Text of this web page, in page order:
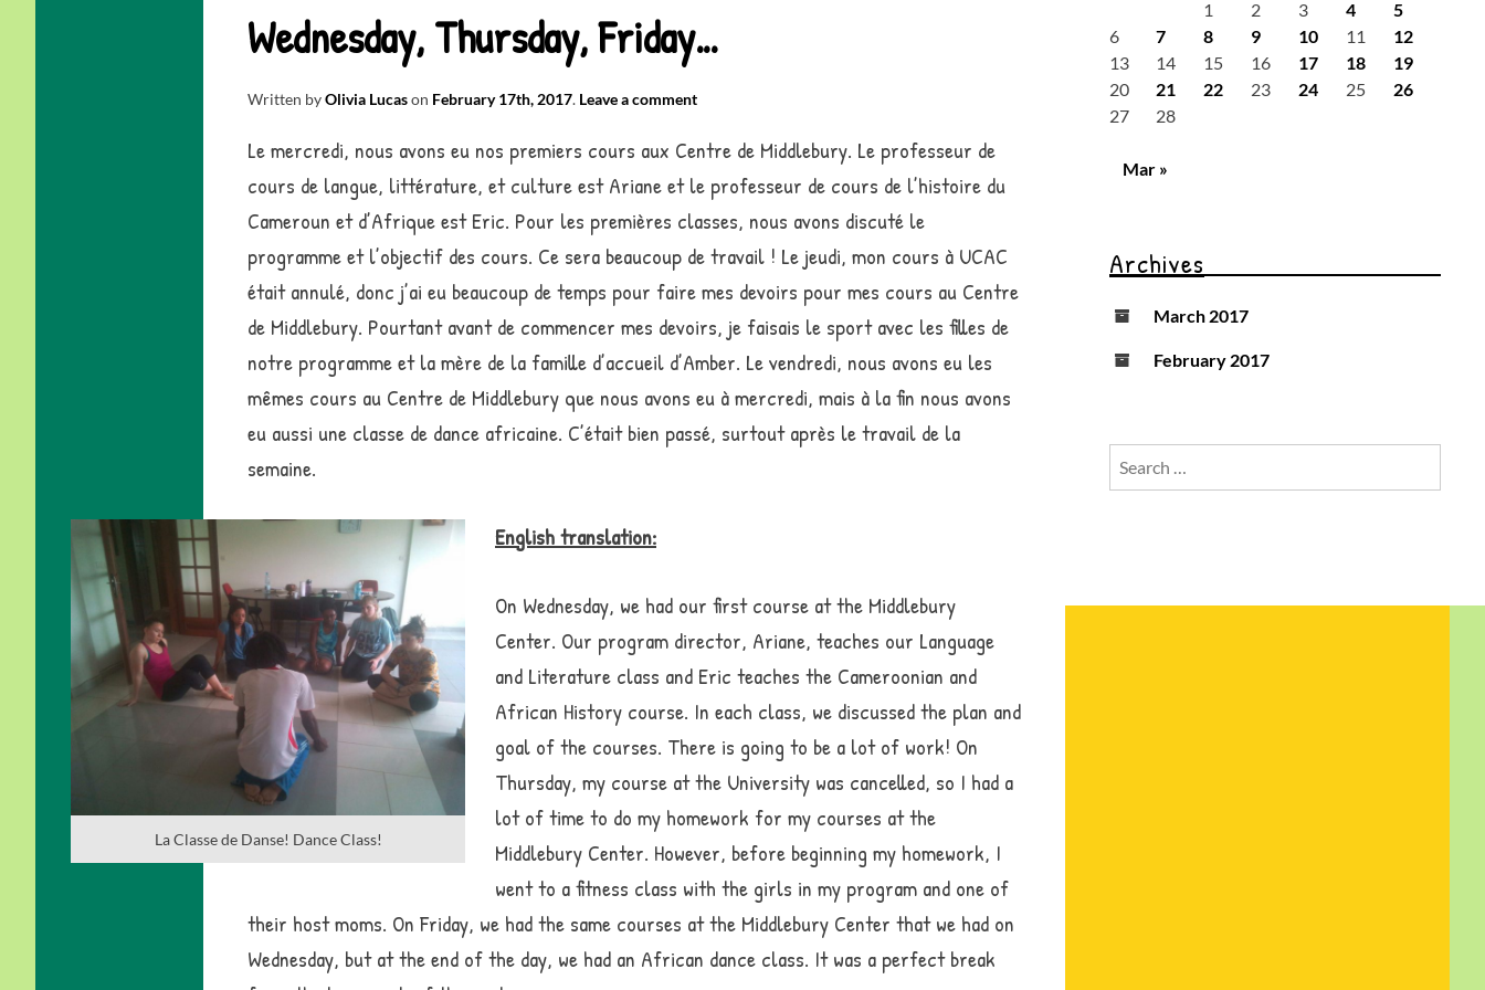
Wednesday, Thursday, Friday…
Written byOlivia Lucason February 17th, 2017. Leave a comment
Le mercredi, nous avons eu nos premiers cours aux Centre de Middlebury. Le professeur de
cours de langue, littérature, et culture est Ariane et le professeur de cours de l’histoire du
Cameroun et d’Afrique est Eric. Pour les premières classes, nous avons discuté le
programme et l’objectif des cours. Ce sera beaucoup de travail ! Le jeudi, mon cours à UCAC
était annulé, donc j’ai eu beaucoup de temps pour faire mes devoirs pour mes cours au Centre
de Middlebury. Pourtant avant de commencer mes devoirs, je faisais le sport avec les filles de
notre programme et la mère de la famille d’accueil d’Amber. Le vendredi, nous avons eu les
mêmes cours au Centre de Middlebury que nous avons eu à mercredi, mais à la fin nous avons
eu aussi une classe de dance africaine. C’était bien passé, surtout après le travail de la
semaine.
La Classe de Danse! Dance Class!
English translation:
On Wednesday, we had our first course at the Middlebury
Center. Our program director, Ariane, teaches our Language
and Literature class and Eric teaches the Cameroonian and
African History course. In each class, we discussed the plan and
goal of the courses. There is going to be a lot of work! On
Thursday, my course at the University was cancelled, so I had a
lot of time to do my homework for my courses at the
Middlebury Center. However, before beginning my homework, I
went to a fitness class with the girls in my program and one of
their host moms. On Friday, we had the same courses at the Middlebury Center that we had on
Wednesday, but at the end of the day, we had an African dance class. It was a perfect break
1
2 3 4
5
6
7 8 9 10 11
12
13
14 15 16 17 18
19
20
21 22 23 24 25
26
27
28
Mar »
Archives
March 2017
February 2017